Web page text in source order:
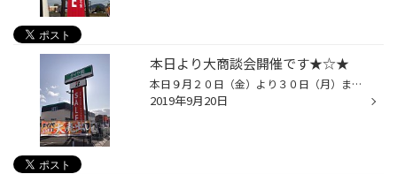
本日より大商談会開催です★☆★
本日９月２０日（金）より３０日（月）まで スタッドレスタイヤ大商談会開催しまーーーす!!!!! タイヤを買うなら絶対今でしょ！！ ご家族揃って遊びにいらして下さい（＾▽＾）/ ご来店お待ちしてます♪
2019年9月20日